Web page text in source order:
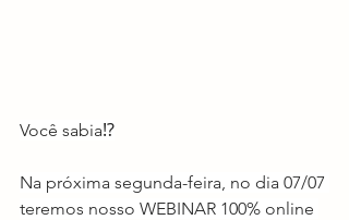
Você sabia⁉️
Na próxima segunda-feira, no dia 07/07
teremos nosso WEBINAR 100% online